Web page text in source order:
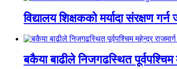
विद्यालय शिक्षकको मर्यादा संरक्षण
बकैया बाढीले निजगढस्थित पूर्वपश्चिम